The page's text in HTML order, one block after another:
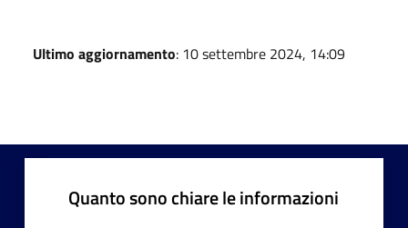
Ultimo aggiornamento: 10 settembre 2024, 14:09
Quanto sono chiare le informazioni